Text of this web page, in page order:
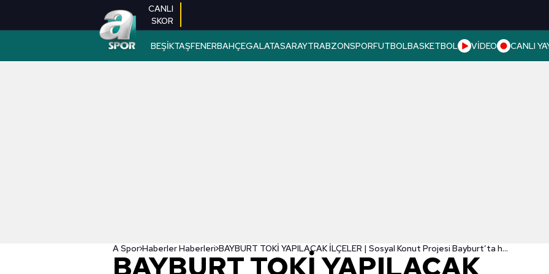
CANLI
SKOR
BEŞİKTAŞFENERBAHÇEGALATASARAYTRABZONSPORFUTBOLBASKETBOL VİDEO CANLI
A Spor Haberler Haberleri BAYBURT TOKİ YAPILACAK İLÇELER | Sosyal Konut Projesi Bayburt’ta hangi ilçelerde TOKİ yapılacak?
BAYBURT TOKİ YAPILACAK